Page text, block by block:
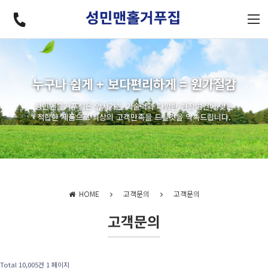
누구나 쉽게 + 보다편리하게 = 원가절감
성민맨홀거푸집은 앞서가는 기술력과 다양한 현장여건에 맞는
적합한 제품으로 최상의 고객만족을 드릴것을 약속드립니다.
HOME 고객문의 고객문의
고객문의
Total 10,005건 1 페이지